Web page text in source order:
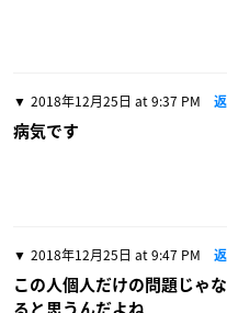
2018年12月25日 at 9:37 PM
病気です
2018年12月25日 at 9:47 PM
この人個人だけの問題じゃ
ると思うんだよね